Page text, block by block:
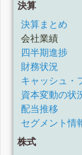
決算
決算まとめ
会社業績
四半期進捗
財務状況
キャッシュ・
資本変動の状
配当推移
セグメント情
株式